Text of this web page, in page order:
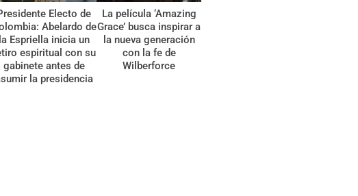
Electo de
Abelardo de
la Espriella inicia un
espiritual con su
gabinete antes de
la presidencia
La película ‘Amazing
Grace’ busca inspirar a
la nueva generación
con la fe de
Wilberforce